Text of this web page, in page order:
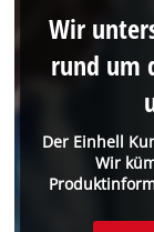
Der Einhell
Wir
Wir
rund um